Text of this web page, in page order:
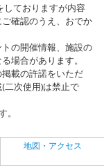
ておりますが内容
確認のうえ、おでか
の開催情報、施設の
場合があります。
載の許諾をいただ
二次使用)は禁止で
地図・アクセス